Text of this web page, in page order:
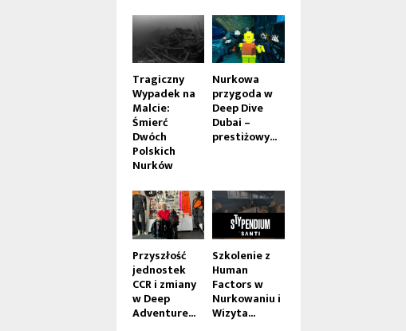
Tragiczny
Wypadek na
Malcie:
Śmierć
Dwóch
Polskich
Nurków
Nurkowa
przygoda w
Deep Dive
Dubai –
prestiżowy...
Przyszłość
jednostek
CCR i zmiany
w Deep
Adventure...
Szkolenie z
Human
Factors w
Nurkowaniu i
Wizyta...